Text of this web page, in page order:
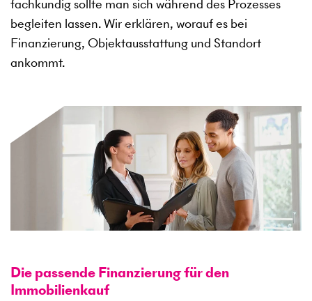
fachkundig sollte man sich während des Prozesses
begleiten lassen. Wir erklären, worauf es bei
Finanzierung, Objektausstattung und Standort
ankommt.
Die passende Finanzierung für den
Immobilienkauf